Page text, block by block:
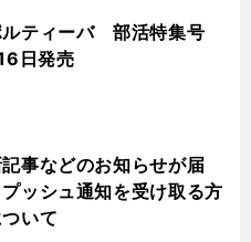
ルティーバ 部活特集号
日発売
事などのお知らせが届
ッシュ通知を受け取る方
いて